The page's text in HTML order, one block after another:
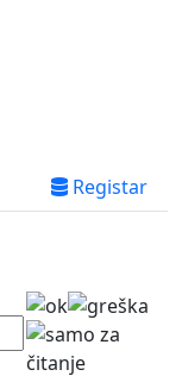
Registar